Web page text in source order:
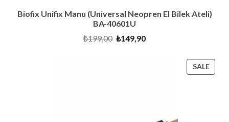
Biofix Unifix Manu (Universal Neopren El Bilek Ateli)
BA-40601U
₺199,00 Original
₺149,90Current
SALE
ON